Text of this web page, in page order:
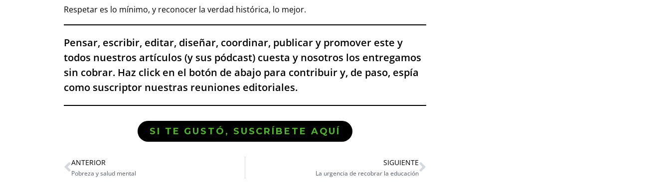
Respetar es lo mínimo, y reconocer la verdad histórica, lo mejor.
Pensar, escribir, editar, diseñar, coordinar, publicar y promover este y
todos nuestros artículos (y sus pódcast) cuesta y nosotros los entregamos
sin cobrar. Haz click en el botón de abajo para contribuir y, de paso, espía
como suscriptor nuestras reuniones editoriales.
SI TE GUSTÓ, SUSCRÍBETE AQUÍ
ANTERIOR
Pobreza y salud mental
SIGUIENTE
La urgencia de recobrar la educación